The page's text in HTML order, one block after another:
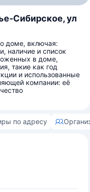
Сибирское, ул
доме, включая:
наличие и список
в доме,
такие как год
и использованные
компании: её
по адресу